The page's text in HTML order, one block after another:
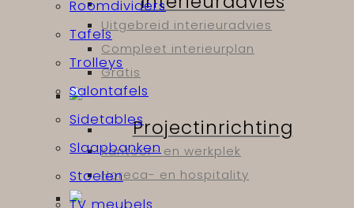
Uitgebreid interieuradvies
Compleet interieurplan
Gratis
Projectinrichting
Kantoor- en werkplek
Horeca- en hospitality
Roomdividers
Tafels
Trolleys
Salontafels
Sidetables
Slaapbanken
Stoelen